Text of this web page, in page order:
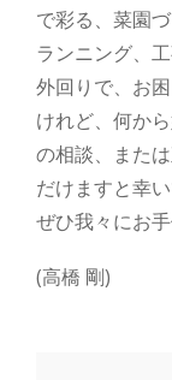
で彩る、菜園
ランニング、
外回りで、お
けれど、何か
の相談、また
だけますと幸
ぜひ我々にお
(高橋 剛)